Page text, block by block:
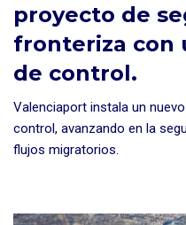
proyecto de
fronteriza con
de control.
Valenciaport instala un
control, avanzando en la
flujos migratorios.